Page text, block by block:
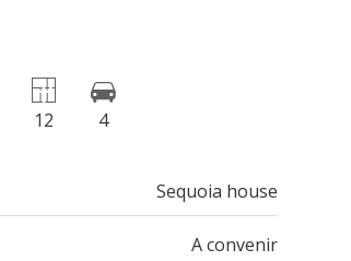
12 4
Sequoia house
A convenir